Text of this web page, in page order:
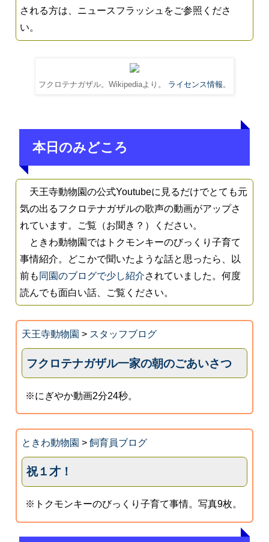
される方は、ニュースフラッシュをご参照くださ
い。
フクロテナガザル。Wikipediaより。 ライセンス情報 。
本日のみどころ
天王寺動物園の公式Youtubeに見るだけでとても元
気の出るフクロテナガザルの歌声の動画がアップさ
れています。ご覧（お聞き？）ください。
ときわ動物園ではトクモンキーのびっくり子育て
事情紹介。どこかで聞いたような話と思ったら、以
前も 同園のブログで少し紹介されていました。何度
読んでも面白い話、ご覧ください。
天王寺動物園 > スタッフブログ
フクロテナガザル一家の朝のごあいさつ
※にぎやか動画2分24秒。
ときわ動物園 > 飼育員ブログ
祝１才！
※トクモンキーのびっくり子育て事情。写真9枚。